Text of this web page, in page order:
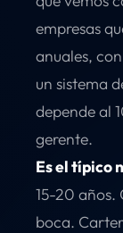
empresas
anuales,
un sistema
depende al
gerente.
Es el típico
15-20 años.
boca.